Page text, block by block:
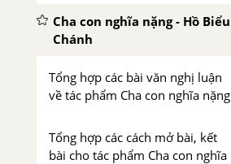
Cha con nghĩa nặng - Hồ Biểu
Chánh
Tổng hợp các bài văn nghị luận
về tác phẩm Cha con nghĩa nặng
Tổng hợp các cách mở bài, kết
bài cho tác phẩm Cha con nghĩa